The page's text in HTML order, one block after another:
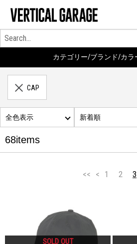
カテゴリー/ブランド/カラ
CAP
68items
全色表示 新着順
<< < 1 2 3